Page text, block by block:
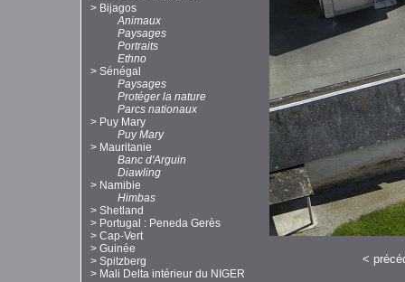
> Bijagos
Animaux
Paysages
Portraits
Ethno
> Sénégal
Paysages
Protéger la nature
Parcs nationaux
> Puy Mary
Puy Mary
> Mauritanie
Banc d'Arguin
Diawling
> Namibie
Himbas
> Shetland
> Portugal : Peneda Gerès
> Cap-Vert
> Guinée
> Spitzberg
> Mali Delta intérieur du NIGER
<